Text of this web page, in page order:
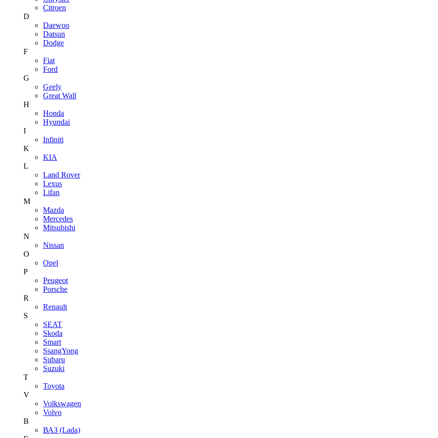
Citroen
D
Daewoo
Datsun
Dodge
F
Fiat
Ford
G
Geely
Great Wall
H
Honda
Hyundai
I
Infiniti
K
KIA
L
Land Rover
Lexus
Lifan
M
Mazda
Mercedes
Mitsubishi
N
Nissan
O
Opel
P
Peugeot
Porsche
R
Renault
S
SEAT
Skoda
Smart
SsangYong
Subaru
Suzuki
T
Toyota
V
Volkswagen
Volvo
В
ВАЗ (Lada)